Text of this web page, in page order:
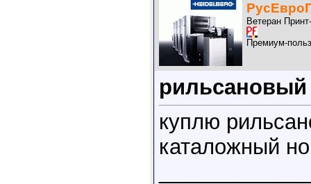
Ветеран
Премиум-
куплю
каталожный